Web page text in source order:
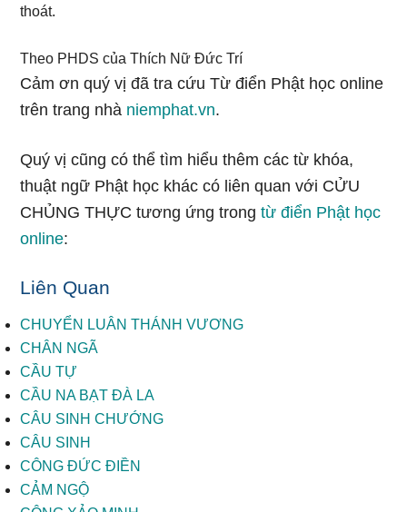
thoát.
Theo PHDS của Thích Nữ Đức Trí
Cảm ơn quý vị đã tra cứu Từ điển Phật học online
trên trang nhà niemphat.vn.
Quý vị cũng có thể tìm hiểu thêm các từ khóa,
thuật ngữ Phật học khác có liên quan với CỬU
CHỦNG THỰC tương ứng trongtừ điển Phật học
online:
Liên Quan
CHUYỂN LUÂN THÁNH VƯƠNG
CHÂN NGÃ
CẦU TỰ
CẦU NA BẠT ĐÀ LA
CÂU SINH CHƯỚNG
CÂU SINH
CÔNG ĐỨC ĐIỀN
CẢM NGỘ